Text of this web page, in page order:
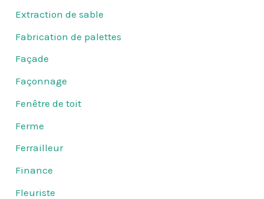
Extraction de sable
Fabrication de palettes
Façade
Façonnage
Fenêtre de toit
Ferme
Ferrailleur
Finance
Fleuriste